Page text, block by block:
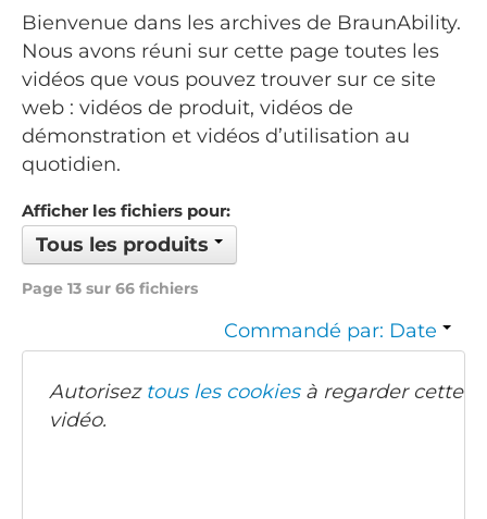
Bienvenue dans les archives de BraunAbility.
Nous avons réuni sur cette page toutes les
vidéos que vous pouvez trouver sur ce site
web : vidéos de produit, vidéos de
démonstration et vidéos d’utilisation au
quotidien.
Afficher les fichiers pour:
Tous les produits
Page 13 sur 66 fichiers
Commandé par: Date
Autorisez tous les cookiesà regarder cette
vidéo.